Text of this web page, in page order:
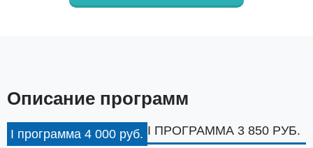
Описание программ
I программа 4 000 руб. I ПРОГРАММА 3 850 РУБ.